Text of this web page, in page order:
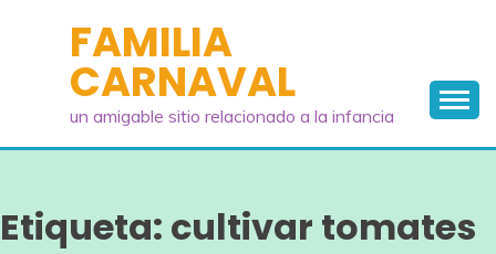
contenidoFAMILIA
CARNAVAL
un amigable sitio relacionado a la infancia
Etiqueta: cultivar tomates